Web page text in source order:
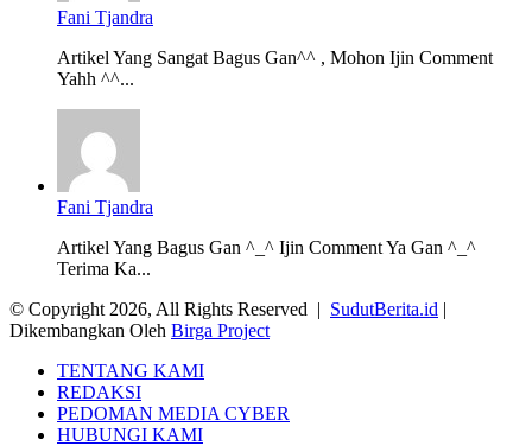
Fani Tjandra
Artikel Yang Sangat Bagus Gan^^ , Mohon Ijin Comment
Yahh ^^...
Fani Tjandra
Artikel Yang Bagus Gan ^_^ Ijin Comment Ya Gan ^_^
Terima Ka...
© Copyright 2026, All Rights Reserved | SudutBerita.id |
Dikembangkan Oleh Birga Project
TENTANG KAMI
REDAKSI
PEDOMAN MEDIA CYBER
HUBUNGI KAMI